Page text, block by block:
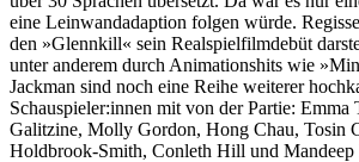
eine Leinwandadaption folgen würde.
den »Glennkill« sein Realspielfilmdebüt
unter anderem durch Animationshits wie
Jackman sind noch eine Reihe weiterer
Schauspieler:innen mit von der Partie:
Galitzine, Molly Gordon, Hong Chau, Tosin
Holdbrook‑Smith, Conleth Hill und